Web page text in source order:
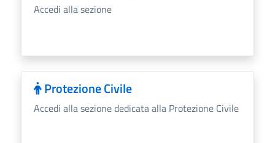
Accedi alla sezione
Protezione Civile
Accedi alla sezione dedicata alla Protezione Civile